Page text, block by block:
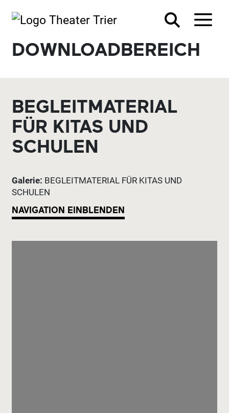
DOWNLOADBEREICH
BEGLEITMATERIAL
FÜR KITAS UND
SCHULEN
Galerie: BEGLEITMATERIAL FÜR KITAS UND
SCHULEN
NAVIGATION EINBLENDEN